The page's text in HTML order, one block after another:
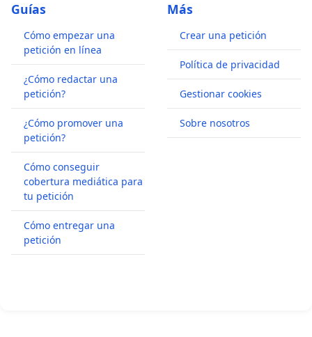
Guías
Cómo empezar una
petición en línea
¿Cómo redactar una
petición?
¿Cómo promover una
petición?
Cómo conseguir
cobertura mediática para
tu petición
Cómo entregar una
petición
Más
Crear una petición
Política de privacidad
Gestionar cookies
Sobre nosotros